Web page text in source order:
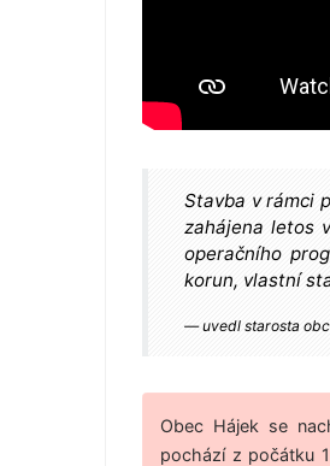
Stavba v rámci
zahájena letos
operačního
korun, vlastní
uvedl starosta
Obec Hájek se
pochází z počátku